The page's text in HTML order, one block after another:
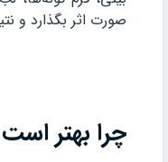
صورت اثر بگذارد و
چرا بهتر